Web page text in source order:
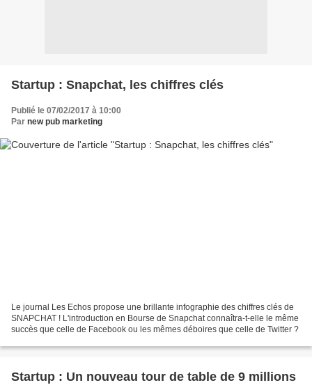
Startup : Snapchat, les chiffres clés
Publié le 07/02/2017 à 10:00
Par new pub marketing
Le journal Les Echos propose une brillante infographie des chiffres clés de
SNAPCHAT ! L'introduction en Bourse de Snapchat connaîtra-t-elle le même
succès que celle de Facebook ou les mêmes déboires que celle de Twitter ?
Startup : Un nouveau tour de table de 9 millions